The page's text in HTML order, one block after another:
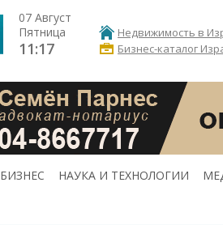
07 Август
Пятница
11:17
Недвижимость в
Бизнес-каталог
БИЗНЕС НАУКА И ТЕХНОЛОГИИ